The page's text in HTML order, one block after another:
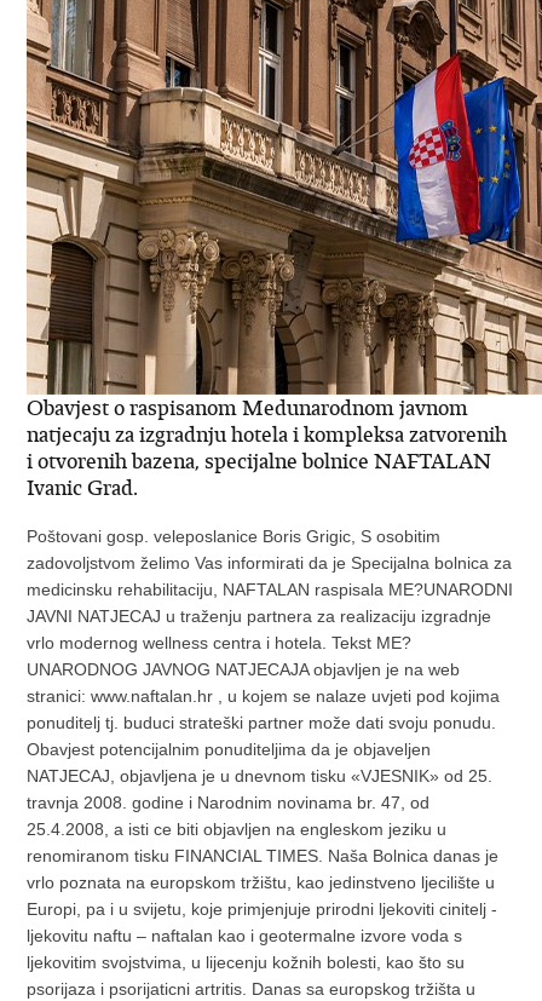
Obavjest o raspisanom Medunarodnom javnom
natjecaju za izgradnju hotela i kompleksa zatvorenih
i otvorenih bazena, specijalne bolnice NAFTALAN
Ivanic Grad.
Poštovani gosp. veleposlanice Boris Grigic, S osobitim
zadovoljstvom želimo Vas informirati da je Specijalna bolnica za
medicinsku rehabilitaciju, NAFTALAN raspisala ME?UNARODNI
JAVNI NATJECAJ u traženju partnera za realizaciju izgradnje
vrlo modernog wellness centra i hotela. Tekst ME?
UNARODNOG JAVNOG NATJECAJA objavljen je na web
stranici: www.naftalan.hr , u kojem se nalaze uvjeti pod kojima
ponuditelj tj. buduci strateški partner može dati svoju ponudu.
Obavjest potencijalnim ponuditeljima da je objaveljen
NATJECAJ, objavljena je u dnevnom tisku «VJESNIK» od 25.
travnja 2008. godine i Narodnim novinama br. 47, od
25.4.2008, a isti ce biti objavljen na engleskom jeziku u
renomiranom tisku FINANCIAL TIMES. Naša Bolnica danas je
vrlo poznata na europskom tržištu, kao jedinstveno ljecilište u
Europi, pa i u svijetu, koje primjenjuje prirodni ljekoviti cinitelj -
ljekovitu naftu – naftalan kao i geotermalne izvore voda s
ljekovitim svojstvima, u lijecenju kožnih bolesti, kao što su
psorijaza i psorijaticni artritis. Danas sa europskog tržišta u